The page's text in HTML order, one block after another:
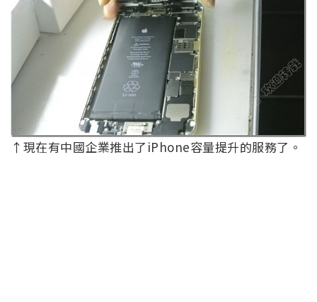
↑現在有中國企業推出了iPhone容量提升的服務了。